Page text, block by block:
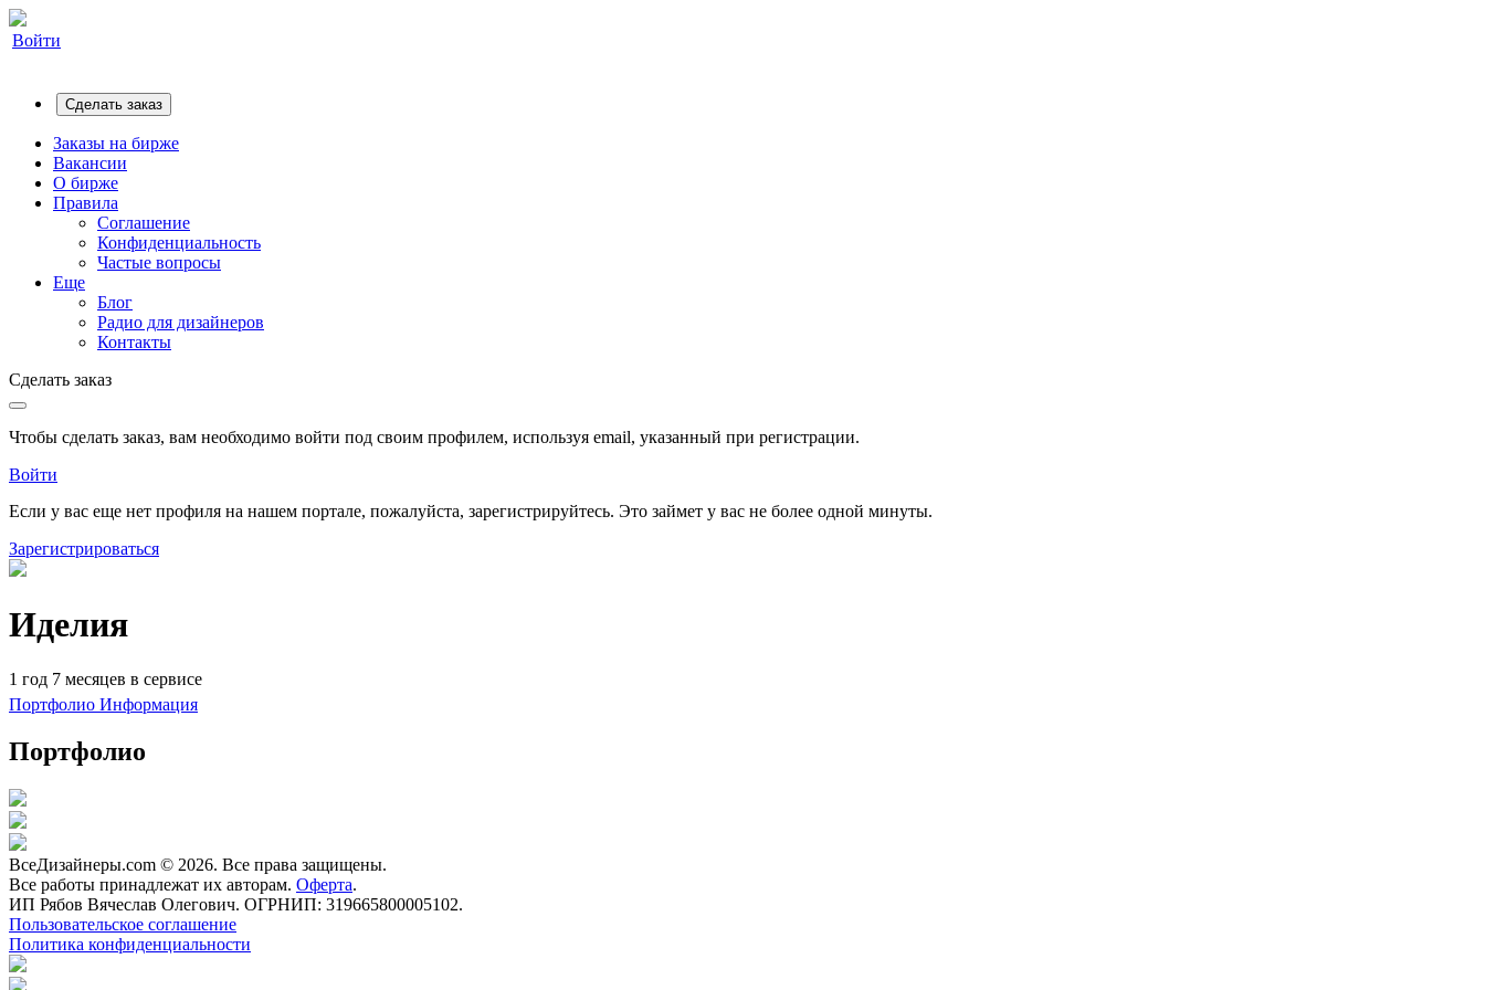
Войти
Сделать заказ
Заказы на бирже
Вакансии
О бирже
Правила
Соглашение
Конфиденциальность
Частые вопросы
Еще
Блог
Радио для дизайнеров
Контакты
Сделать заказ
Чтобы сделать заказ, вам необходимо войти под своим профилем, используя email, указанный при регистрации.
Войти
Если у вас еще нет профиля на нашем портале, пожалуйста, зарегистрируйтесь. Это займет у вас не более одной минуты.
Зарегистрироваться
Иделия
1 год 7 месяцев в сервисе
Портфолио Информация
Портфолио
ВсеДизайнеры.com © 2026. Все права защищены.
Все работы принадлежат их авторам. Оферта.
ИП Рябов Вячеслав Олегович. ОГРНИП: 319665800005102.
Пользовательское соглашение
Политика конфиденциальности